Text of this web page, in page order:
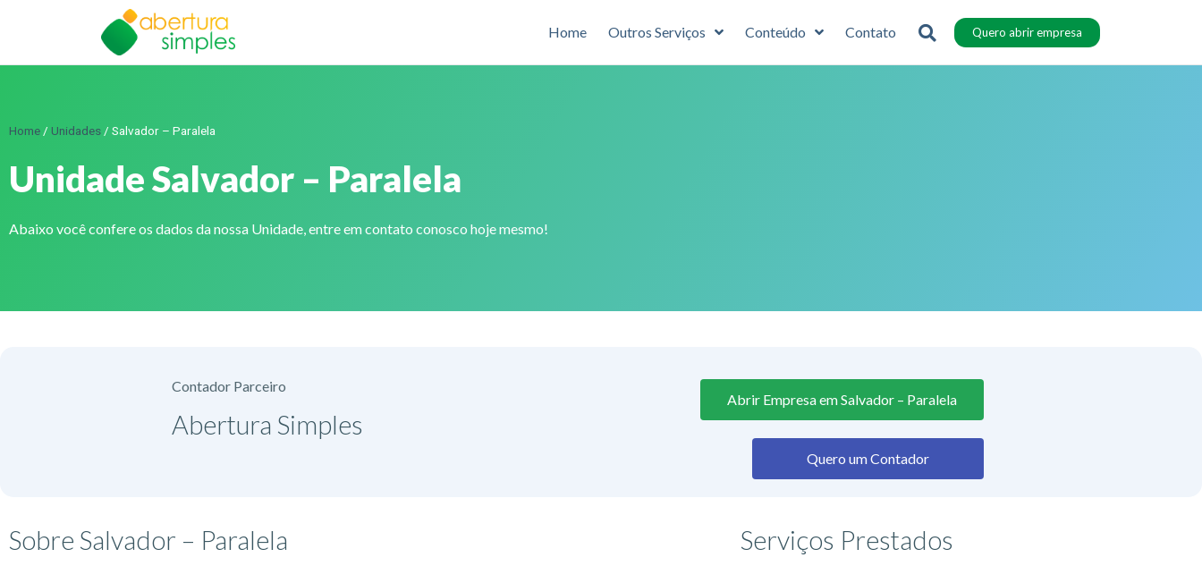
Home Outros Serviços Conteúdo Contato Quero abrir empresa
Home / Unidades / Salvador – Paralela
Unidade Salvador – Paralela
Abaixo você confere os dados da nossa Unidade, entre em contato conosco hoje mesmo!
Contador Parceiro
Abertura Simples
Abrir Empresa em Salvador – Paralela
Quero um Contador
Sobre Salvador – Paralela Serviços Prestados